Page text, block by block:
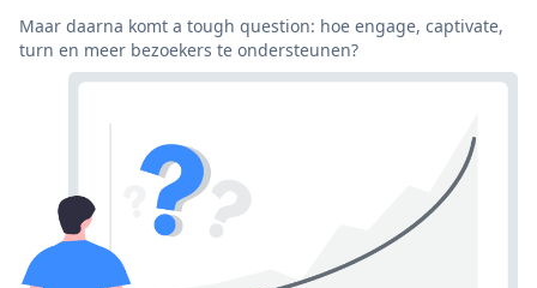
Maar daarna komt a tough question: hoe engage, captivate,
turn en meer bezoekers te ondersteunen?